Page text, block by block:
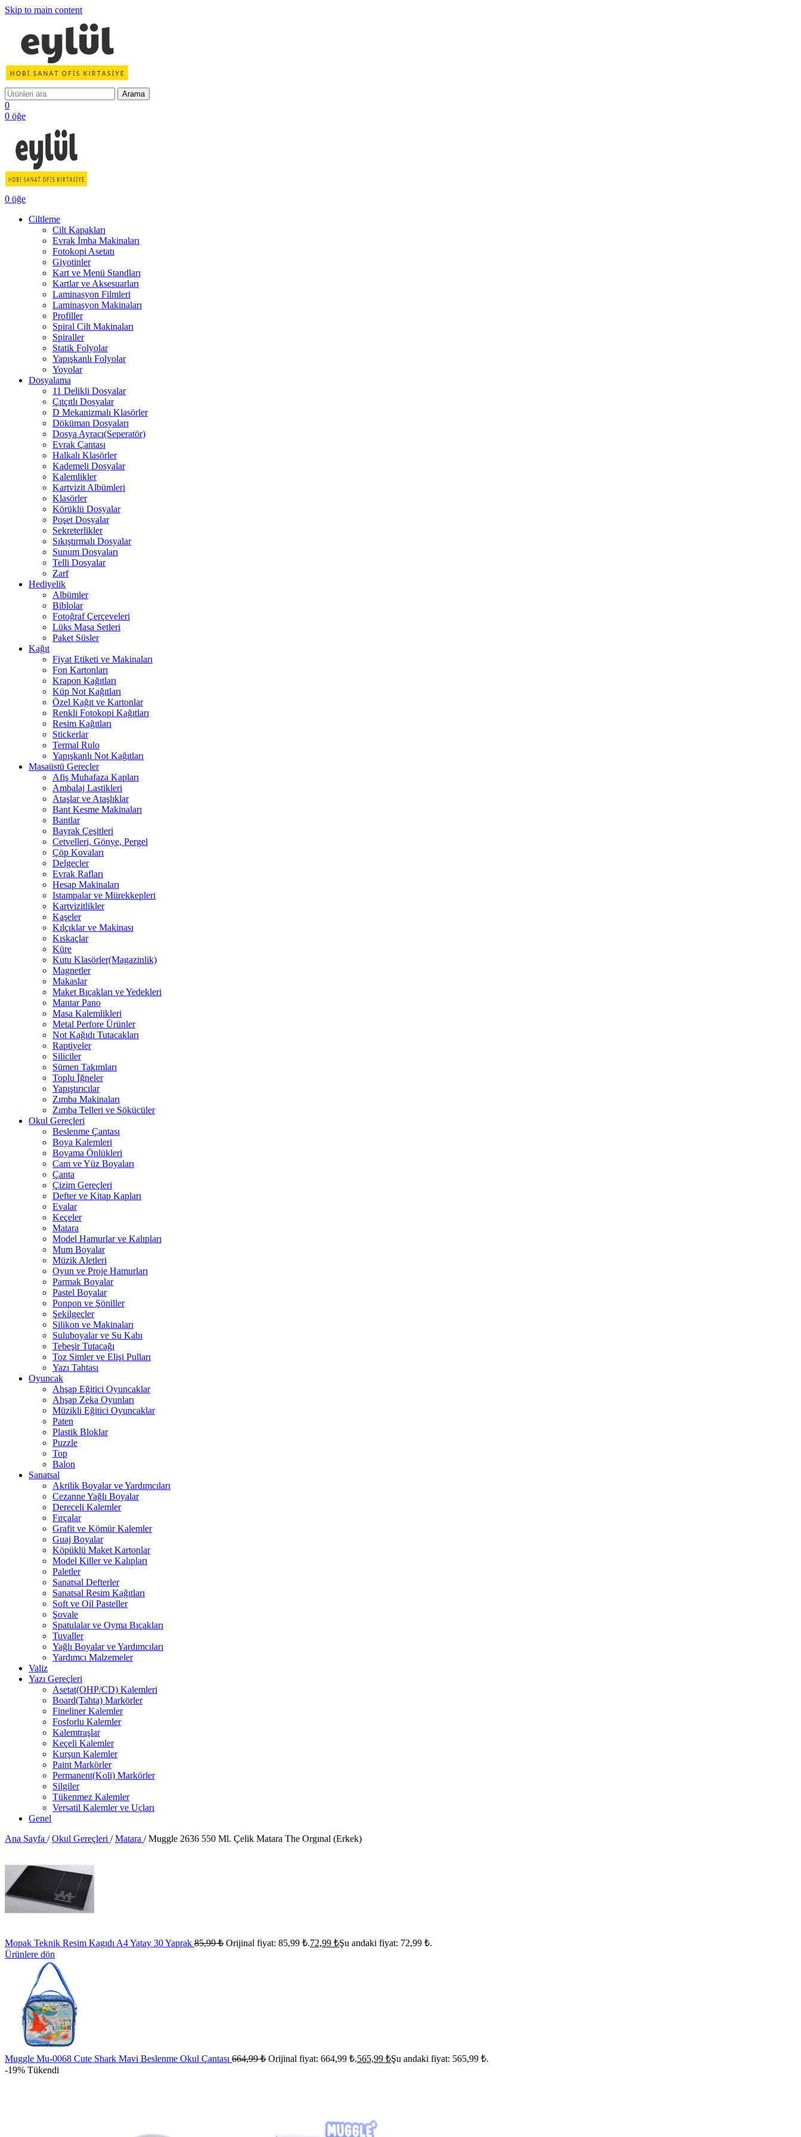
Skip to main content
Arama
0
0 öğe
0 öğe
Ciltleme
Cilt Kapakları
Evrak İmha Makinaları
Fotokopi Asetatı
Giyotinler
Kart ve Menü Standları
Kartlar ve Aksesuarları
Laminasyon Filmleri
Laminasyon Makinaları
Profiller
Spiral Cilt Makinaları
Spiraller
Statik Folyolar
Yapışkanlı Folyolar
Yoyolar
Dosyalama
11 Delikli Dosyalar
Çıtçıtlı Dosyalar
D Mekanizmalı Klasörler
Döküman Dosyaları
Dosya Ayracı(Seperatör)
Evrak Çantası
Halkalı Klasörler
Kademeli Dosyalar
Kalemlikler
Kartvizit Albümleri
Klasörler
Körüklü Dosyalar
Poşet Dosyalar
Sekreterlikler
Sıkıştırmalı Dosyalar
Sunum Dosyaları
Telli Dosyalar
Zarf
Hediyelik
Albümler
Biblolar
Fotoğraf Çerçeveleri
Lüks Masa Setleri
Paket Süsler
Kağıt
Fiyat Etiketi ve Makinaları
Fon Kartonları
Krapon Kağıtları
Küp Not Kağıtları
Özel Kağıt ve Kartonlar
Renkli Fotokopi Kağıtları
Resim Kağıtları
Stickerlar
Termal Rulo
Yapışkanlı Not Kağıtları
Masaüstü Gereçler
Afiş Muhafaza Kapları
Ambalaj Lastikleri
Ataşlar ve Ataşlıklar
Bant Kesme Makinaları
Bantlar
Bayrak Çeşitleri
Cetvelleri, Gönye, Pergel
Çöp Kovaları
Delgeçler
Evrak Rafları
Hesap Makinaları
Istampalar ve Mürekkepleri
Kartvizitlikler
Kaşeler
Kılçıklar ve Makinası
Kıskaçlar
Küre
Kutu Klasörler(Magazinlik)
Magnetler
Makaslar
Maket Bıçakları ve Yedekleri
Mantar Pano
Masa Kalemlikleri
Metal Perfore Ürünler
Not Kağıdı Tutacakları
Raptiyeler
Siliciler
Sümen Takımları
Toplu İğneler
Yapıştırıcılar
Zımba Makinaları
Zımba Telleri ve Sökücüler
Okul Gereçleri
Beslenme Çantası
Boya Kalemleri
Boyama Önlükleri
Cam ve Yüz Boyaları
Çanta
Çizim Gereçleri
Defter ve Kitap Kapları
Evalar
Keçeler
Matara
Model Hamurlar ve Kalıpları
Mum Boyalar
Müzik Aletleri
Oyun ve Proje Hamurları
Parmak Boyalar
Pastel Boyalar
Ponpon ve Şöniller
Şekilgeçler
Silikon ve Makinaları
Suluboyalar ve Su Kabı
Tebeşir Tutacağı
Toz Simler ve Elişi Pulları
Yazı Tahtası
Oyuncak
Ahşap Eğitici Oyuncaklar
Ahşap Zeka Oyunları
Müzikli Eğitici Oyuncaklar
Paten
Plastik Bloklar
Puzzle
Top
Balon
Sanatsal
Akrilik Boyalar ve Yardımcıları
Cezanne Yağlı Boyalar
Dereceli Kalemler
Fırçalar
Grafit ve Kömür Kalemler
Guaj Boyalar
Köpüklü Maket Kartonlar
Model Killer ve Kalıpları
Paletler
Sanatsal Defterler
Sanatsal Resim Kağıtları
Soft ve Oil Pasteller
Şovale
Spatulalar ve Oyma Bıçakları
Tuvaller
Yağlı Boyalar ve Yardımcıları
Yardımcı Malzemeler
Valiz
Yazı Gereçleri
Asetat(OHP/CD) Kalemleri
Board(Tahta) Markörler
Fineliner Kalemler
Fosforlu Kalemler
Kalemtraşlar
Keçeli Kalemler
Kurşun Kalemler
Paint Markörler
Permanent(Koli) Markörler
Silgiler
Tükenmez Kalemler
Versatil Kalemler ve Uçları
Genel
Ana Sayfa / Okul Gereçleri / Matara / Muggle 2636 550 Ml. Çelik Matara The Orgınal (Erkek)
Mopak Teknik Resim Kagıdı A4 Yatay 30 Yaprak 85,99₺ Orijinal fiyat: 85,99 ₺.72,99 ₺Şu andaki fiyat: 72,99 ₺.
Ürünlere dön
Muggle Mu-0068 Cute Shark Mavi Beslenme Okul Çantası 664,99₺ Orijinal fiyat: 664,99 ₺.565,99 ₺Şu andaki fiyat: 565,99 ₺.
-19% Tükendi